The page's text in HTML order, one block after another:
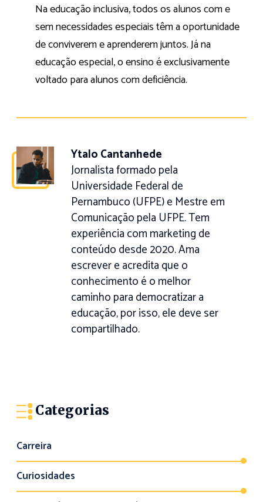
Na educação inclusiva, todos os alunos com e
sem necessidades especiais têm a oportunidade
de conviverem e aprenderem juntos. Já na
educação especial, o ensino é exclusivamente
voltado para alunos com deficiência.
Ytalo Cantanhede
Jornalista formado pela
Universidade Federal de
Pernambuco (UFPE) e Mestre em
Comunicação pela UFPE. Tem
experiência com marketing de
conteúdo desde 2020. Ama
escrever e acredita que o
conhecimento é o melhor
caminho para democratizar a
educação, por isso, ele deve ser
compartilhado.
Categorias
Carreira
Curiosidades